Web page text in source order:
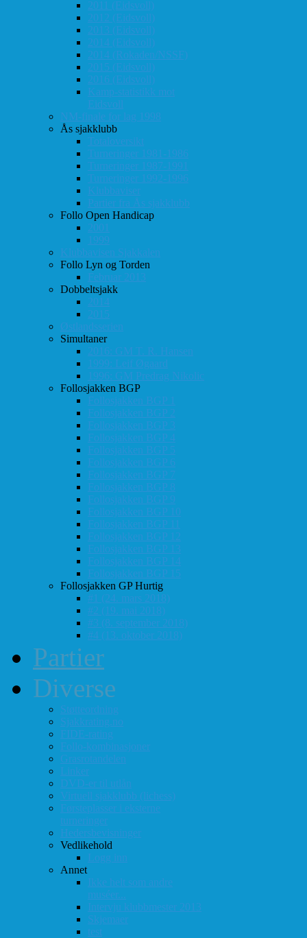
2011 (Eidsvoll)
2012 (Eidsvoll)
2013 (Eidsvoll)
2014 (Eidsvoll)
2014 (Rokaden/NSSF)
2015 (Eidsvoll)
2016 (Eidsvoll)
Kamp-statistikk mot
Eidsvoll
NM-finale for lag 1998
Ås sjakklubb
Totaloversikt
Turneringer 1981-1986
Turneringer 1987-1991
Turneringer 1992-1996
Klubbaviser
Partier fra Ås sjakklubb
Follo Open Handicap
2001
1999
Klubbavisen Sjakkalen
Follo Lyn og Torden
Februar 2013
Dobbeltsjakk
2014
2015
Østlandsserien
Simultaner
2016: GM T. R. Hansen
1999: Leif Øgaard
1996: GM Predrag Nikolic
Follosjakken BGP
Follosjakken BGP 1
Follosjakken BGP 2
Follosjakken BGP 3
Follosjakken BGP 4
Follosjakken BGP 5
Follosjakken BGP 6
Follosjakken BGP 7
Follosjakken BGP 8
Follosjakken BGP 9
Follosjakken BGP 10
Follosjakken BGP 11
Follosjakken BGP 12
Follosjakken BGP 13
Follosjakken BGP 14
Follosjakken BGP 15
Follosjakken GP Hurtig
#1 (24. mars 2018)
#2 (19. mai 2018)
#3 (8. september 2018)
#4 (13. oktober 2018)
Partier
Diverse
Støtteordning
Sjakkrating.no
FIDE-rating
Follo-kombinasjoner
Grasrotandelen
Linker
DVD-er til utlån
Virtuell sjakklubb (lichess)
Førsteplasser i eksterne
turneringer
Hedersbevisninger
Vedlikehold
Logg inn
Annet
Ikke helt som andre
muséer...
Intervju klubbmester 2013
Skjemaer
test